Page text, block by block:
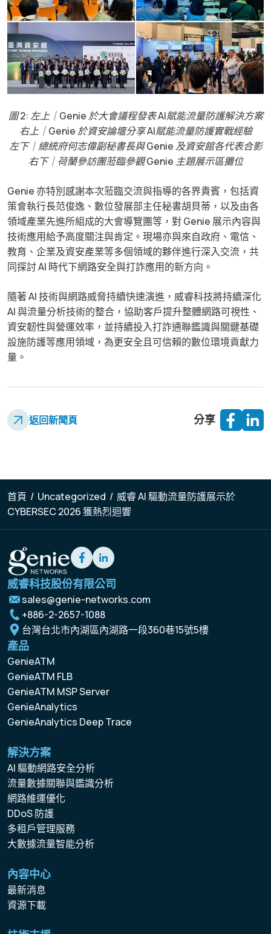
圖 2: 左上｜Genie 於大會議程發表 AI賦能流量防護解決方案
右上｜Genie 於資安論壇分享 AI賦能流量防護實戰經驗
左下｜總統府何志偉副秘書長與 Genie 及資安館各代表合影
右下｜荷蘭參訪團蒞臨參觀 Genie 主題展示區攤位
Genie 亦特別感謝本次蒞臨交流與指導的各界貴賓，包括資
策會執行長范俊逸、數位發展部主任秘書胡貝蒂，以及由各
領域產業先進所組成的大會導覽團等，對 Genie 展示內容與
技術應用給予高度關注與肯定。現場亦與來自政府、電信、
教育、企業及資安產業等多個領域的夥伴進行深入交流，共
同探討 AI 時代下網路安全與打詐應用的新方向。
隨著 AI 技術與網路威脅持續快速演進，威睿科技將持續深化
AI 與流量分析技術的整合，協助客戶提升整體網路可視性、
資安韌性與營運效率，並持續投入打詐通聯鑑識與關鍵基礎
設施防護等應用領域，為更安全且可信賴的數位環境貢獻力
量。
返回新聞頁 分享
首頁 / Uncategorized / 威睿 AI 驅動流量防護展示於
CYBERSEC 2026 獲熱烈迴響
威睿科技股份有限公司
sales@genie-networks.com
+886-2-2657-1088
台灣台北市內湖區內湖路一段360巷15號5樓
產品
GenieATM
GenieATM FLB
GenieATM MSP Server
GenieAnalytics
GenieAnalytics Deep Trace
解決方案
AI 驅動網路安全分析
流量數據關聯與鑑識分析
網路維運優化
DDoS 防護
多租戶管理服務
大數據流量智能分析
內容中心
最新消息
資源下載